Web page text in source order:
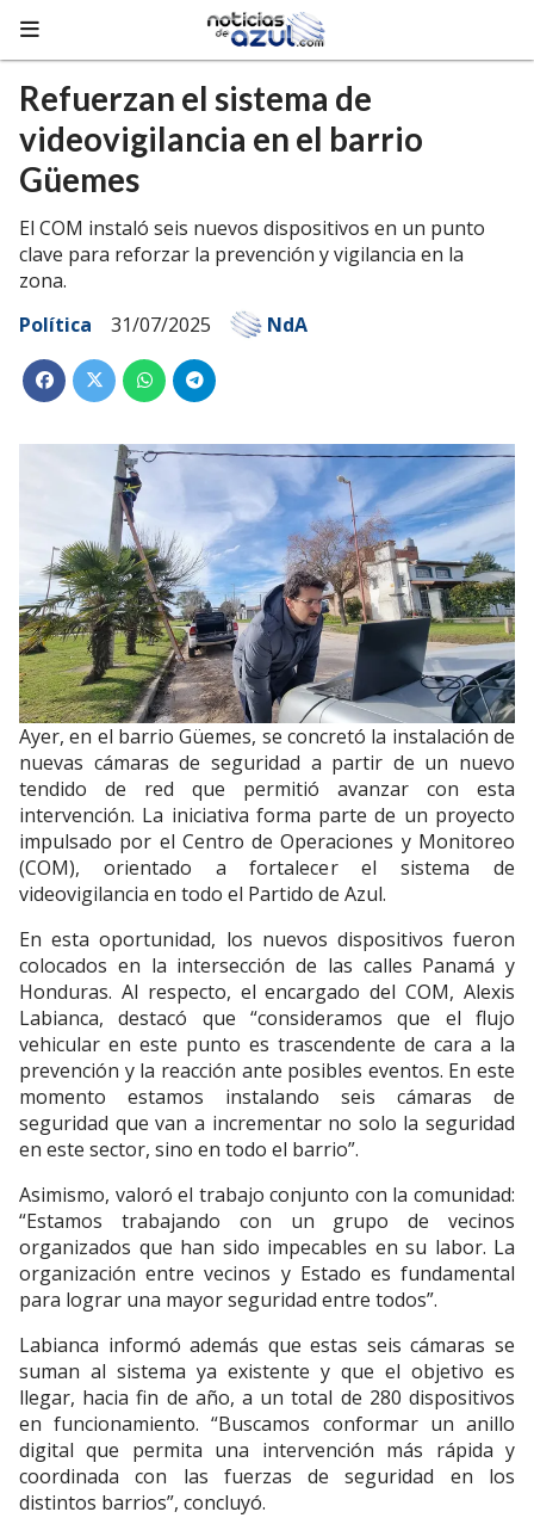
Refuerzan el sistema de
videovigilancia en el barrio
Güemes
El COM instaló seis nuevos dispositivos en un punto
clave para reforzar la prevención y vigilancia en la
zona.
Política
31/07/2025 NdA
Ayer, en el barrio Güemes, se concretó la instalación de
nuevas cámaras de seguridad a partir de un nuevo
tendido de red que permitió avanzar con esta
intervención. La iniciativa forma parte de un proyecto
impulsado por el Centro de Operaciones y Monitoreo
(COM), orientado a fortalecer el sistema de
videovigilancia en todo el Partido de Azul.
En esta oportunidad, los nuevos dispositivos fueron
colocados en la intersección de las calles Panamá y
Honduras. Al respecto, el encargado del COM, Alexis
Labianca, destacó que “consideramos que el flujo
vehicular en este punto es trascendente de cara a la
prevención y la reacción ante posibles eventos. En este
momento estamos instalando seis cámaras de
seguridad que van a incrementar no solo la seguridad
en este sector, sino en todo el barrio”.
Asimismo, valoró el trabajo conjunto con la comunidad:
“Estamos trabajando con un grupo de vecinos
organizados que han sido impecables en su labor. La
organización entre vecinos y Estado es fundamental
para lograr una mayor seguridad entre todos”.
Labianca informó además que estas seis cámaras se
suman al sistema ya existente y que el objetivo es
llegar, hacia fin de año, a un total de 280 dispositivos
en funcionamiento. “Buscamos conformar un anillo
digital que permita una intervención más rápida y
coordinada con las fuerzas de seguridad en los
distintos barrios”, concluyó.